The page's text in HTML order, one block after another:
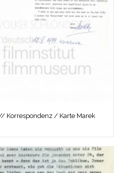
// Korrespondenz / Karte Marek